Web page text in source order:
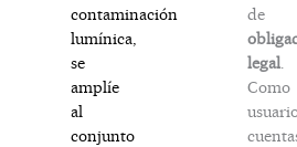
contaminación
lumínica,
se
amplíe
al
conjunto
de
legal.
Como